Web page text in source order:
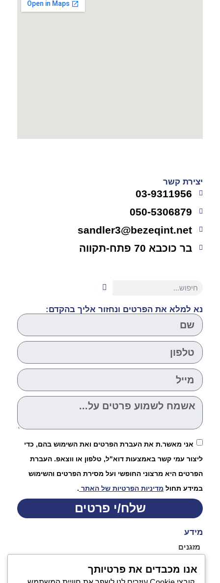
יצירת קשר
03-9311956
050-5306879
sandler3@bezeqint.net
בר כוכבא 70 פתח-תקווה
נא למלא את הפרטים ונחזור אליך בהקדם:
אני מאשר.ת את העברת הפרטים ואת השימוש בהם, כדי
ליצור עמי קשר באמצעות דוא"ל, טלפון או ווצאפ. העברת
הפרטים היא מרצוני החופשי ועל מסירת הפרטים והשימוש
במידע תחול מדיניות הפרטיות של האתר .
שלח/י פרטים
מידע
מזגנים
התקנת מזגנים
אנו מכבדים את פרטיותך